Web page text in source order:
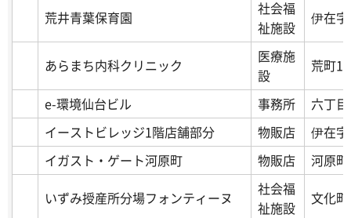
荒井青葉保育園
社会福
祉施設
伊在
あらまち内科クリニック
医療施
設
荒町
e-環境仙台ビル 事務所
六丁
イーストビレッジ1階店舗部分
物販店
伊在
イガスト・ゲート河原町
物販店
河原
いずみ授産所分場フォンティーヌ
社会福
祉施設
文化